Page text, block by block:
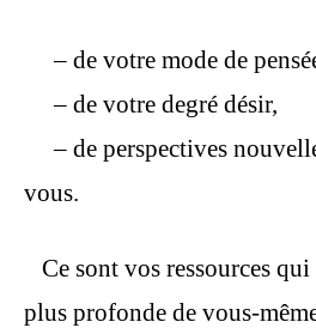
– de votre mode de
– de votre degré désir,
– de perspectives
vous.
Ce sont vos ressources
plus profonde de vous-